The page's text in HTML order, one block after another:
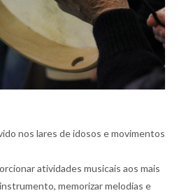
nos lares de idosos e movimentos
atividades musicais aos mais
memorizar melodias e